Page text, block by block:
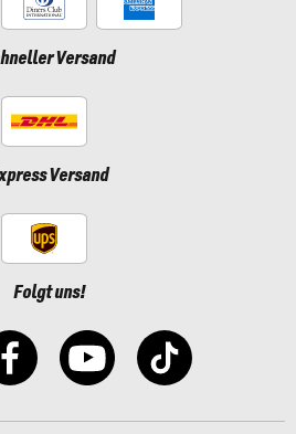
Versand
Versand
Folgt uns!